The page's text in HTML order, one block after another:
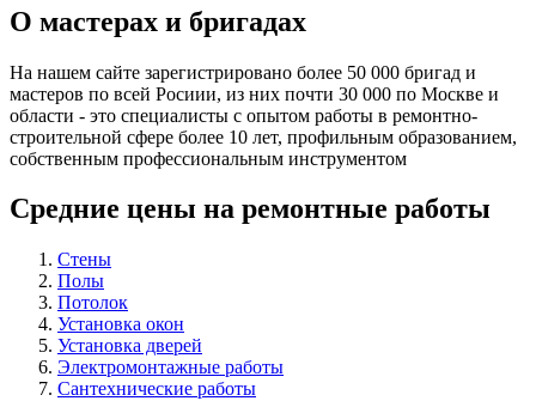
О мастерах и бригадах
На нашем сайте зарегистрировано более 50 000 бригад и
мастеров по всей Росиии, из них почти 30 000 по Москве и
области - это специалисты с опытом работы в ремонтно-
строительной сфере более 10 лет, профильным образованием,
собственным профессиональным инструментом
Средние цены на ремонтные работы
Стены
Полы
Потолок
Установка окон
Установка дверей
Электромонтажные работы
Сантехнические работы